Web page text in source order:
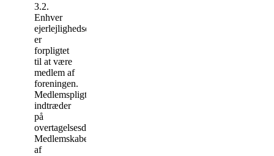
3.2.
Enhver
ejerlejlighedsejer
er
forpligtet
til at være
medlem af
foreningen.
Medlemspligten
indtræder
på
overtagelsesdagen.
Medlemskabet
af